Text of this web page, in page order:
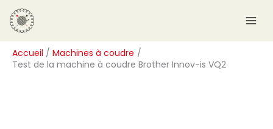
Aller
au
contenu
Accueil
Machines à coudre
Test de la machine à coudre Brother Innov-is VQ2
R
e
c
h